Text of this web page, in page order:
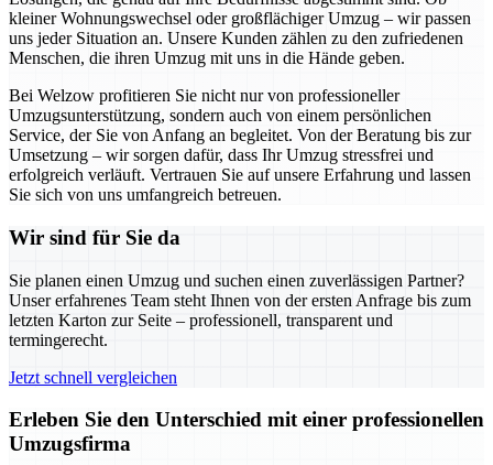
kleiner Wohnungswechsel oder großflächiger Umzug – wir passen
uns jeder Situation an. Unsere Kunden zählen zu den zufriedenen
Menschen, die ihren Umzug mit uns in die Hände geben.
Bei Welzow profitieren Sie nicht nur von professioneller
Umzugsunterstützung, sondern auch von einem persönlichen
Service, der Sie von Anfang an begleitet. Von der Beratung bis zur
Umsetzung – wir sorgen dafür, dass Ihr Umzug stressfrei und
erfolgreich verläuft. Vertrauen Sie auf unsere Erfahrung und lassen
Sie sich von uns umfangreich betreuen.
Wir sind für Sie da
Sie planen einen Umzug und suchen einen zuverlässigen Partner?
Unser erfahrenes Team steht Ihnen von der ersten Anfrage bis zum
letzten Karton zur Seite – professionell, transparent und
termingerecht.
Jetzt schnell vergleichen
Erleben Sie den Unterschied mit einer professionellen
Umzugsfirma